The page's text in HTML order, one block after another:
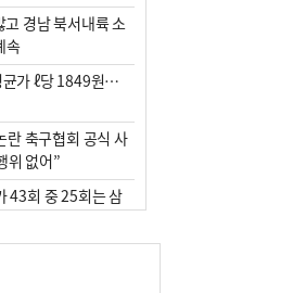
경남 북서내륙 소
속
균가 ℓ당 1849원…
란 축구협회 공식 사
위 없어”
43회 중 25회는 삼
시